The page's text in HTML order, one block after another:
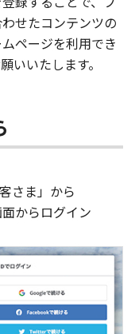
せたコンテンツの
ページを利用でき
いいたします。
さま」から
からログイン